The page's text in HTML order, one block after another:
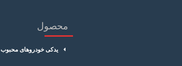
محصول
یدکی خودروهای محبوب